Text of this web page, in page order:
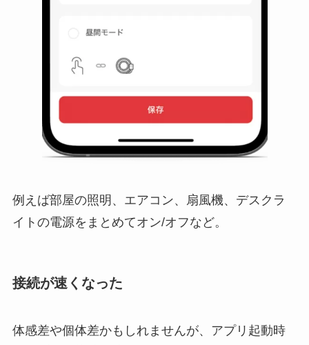
例えば部屋の照明、エアコン、扇風機、デスクラ
イトの電源をまとめてオン/オフなど。
接続が速くなった
体感差や個体差かもしれませんが、アプリ起動時